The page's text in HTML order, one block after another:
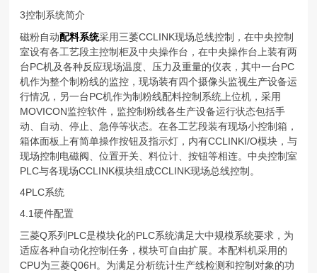
3控制系统简介
磁粉自动配料系统采用三萎CCLINK现场总线控制，在中央控制
室设有各工艺段主控制柜及中央操作台，在中央操作台上装有两
台PC机及各种反应现场温度、压力及重量的仪表，其中一台PC
机作为整个制粉线的监控，现场装有四个摄像头监视生产设备运
行情况，另一台PC机作为制粉线配料控制系统上位机，采用
MOVICON监控软件，监控制粉线各生产设备运行状态包括手
动、自动、停止、急停等状态。在各工艺段装有现场小控制箱，
箱体面板上有简单操作按钮及指示灯，内有CCLINKI/O模块，与
现场控制电磁阀、位置开关、料位计、按钮等相连。中央控制室
PLC与各现场CCLINK模块组成CCLINK现场总线控制。
4PLC系统
4.1硬件配置
三菱Q系列PLC是模块化的PLC系统满足大中规模系统要求，为
适应各种自动化控制任务，模块可自由扩展。本配料机采用的
CPU为三菱Q06H。为满足分析统计生产线检测和控制对象的功